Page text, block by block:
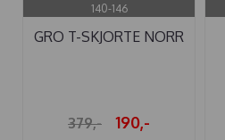
140-146
GRO T-SKJORTE NORR
379,- 190,-